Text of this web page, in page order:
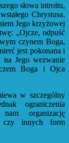
słowa introitu,
Chrystusa.
Jego krzyżowej
„Ojcze, odpuść
czynem Boga,
jest pokonana i
Jego wezwanie
Boga i Ojca
w szczególny
ograniczenia
organizację
czy innych form